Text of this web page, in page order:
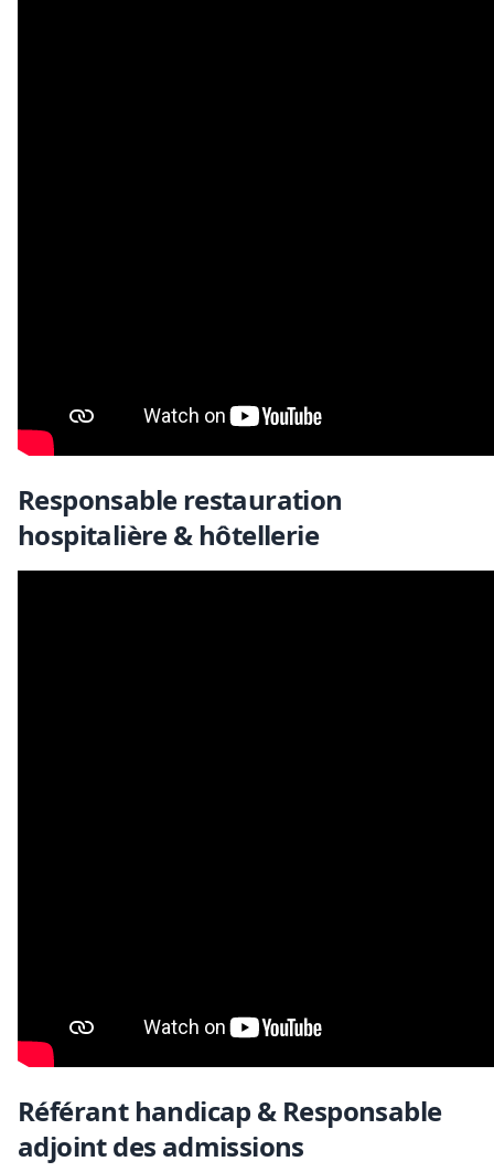
Responsable restauration
hospitalière & hôtellerie
Référant handicap & Responsable
adjoint des admissions